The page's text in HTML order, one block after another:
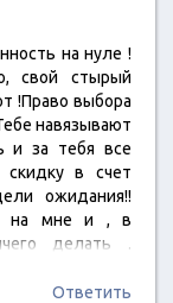
на нуле !
свой стырый
!Право выбора
навязывают
и за тебя все
в счет
ожидания!!
на мне и , в
делать .
новый закон !
Ответить